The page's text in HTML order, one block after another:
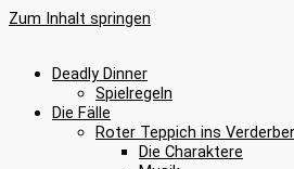
Zum Inhalt springen
Deadly Dinner
Spielregeln
Die Fälle
Roter Teppich ins
Die Charaktere